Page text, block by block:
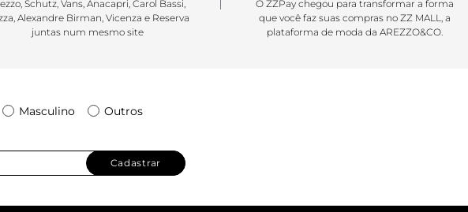
Schutz, Vans, Anacapri, Carol Bassi,
Alexandre Birman, Vicenza e Reserva
juntas num mesmo site
O ZZPay chegou para transformar a forma
que você faz suas compras no ZZ MALL, a
plataforma de moda da AREZZO&CO.
Masculino Outros
Cadastrar